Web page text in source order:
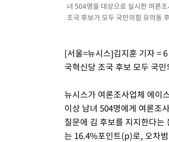
녀 504명을 대상으로 실시한 여론
조국 후보가 모두 국민의힘 유의동
[서울=뉴시스]김지훈 기자 =
국혁신당 조국 후보 모두 국
뉴시스가 여론조사업체 에이
이상 남녀 504명에게 여론조
질문에 김 후보를 지지한다
는 16.4%포인트(p)로, 오차